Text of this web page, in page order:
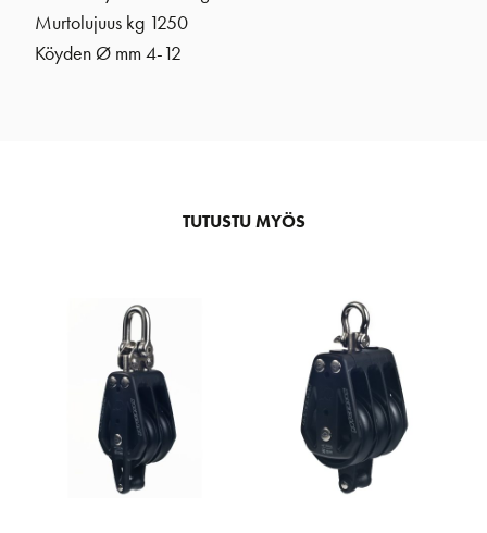
Murtolujuus kg 1250
Köyden Ø mm 4-12
TUTUSTU MYÖS